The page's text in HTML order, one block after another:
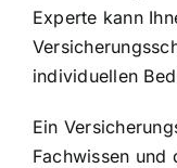
Experte kann
individuellen
Ein
Fachwissen und